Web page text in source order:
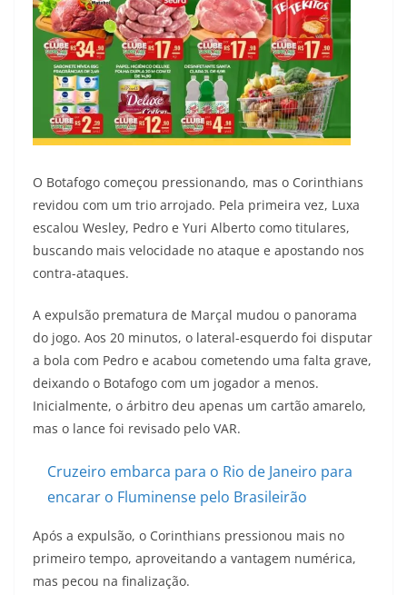
O Botafogo começou pressionando, mas o Corinthians
revidou com um trio arrojado. Pela primeira vez, Luxa
escalou Wesley, Pedro e Yuri Alberto como titulares,
buscando mais velocidade no ataque e apostando nos
contra-ataques.
A expulsão prematura de Marçal mudou o panorama
do jogo. Aos 20 minutos, o lateral-esquerdo foi disputar
a bola com Pedro e acabou cometendo uma falta grave,
deixando o Botafogo com um jogador a menos.
Inicialmente, o árbitro deu apenas um cartão amarelo,
mas o lance foi revisado pelo VAR.
Cruzeiro embarca para o Rio de Janeiro para
encarar o Fluminense pelo Brasileirão
Após a expulsão, o Corinthians pressionou mais no
primeiro tempo, aproveitando a vantagem numérica,
mas pecou na finalização.